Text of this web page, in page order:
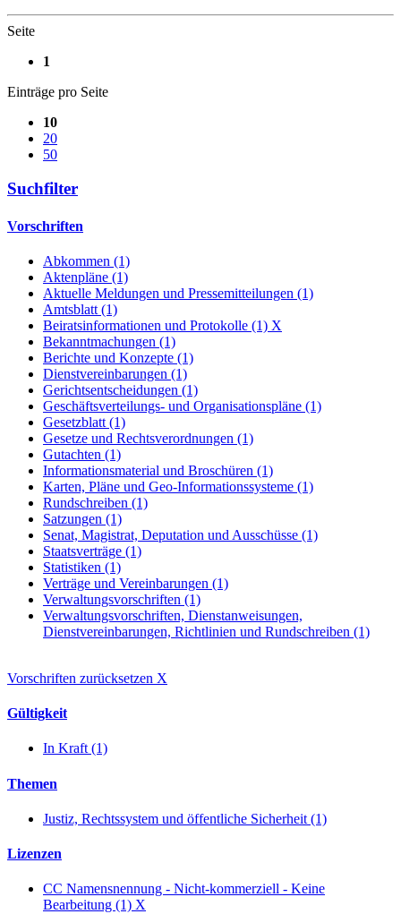
Seite
1
Einträge pro Seite
10
20
50
Suchfilter
Vorschriften
Abkommen (1)
Aktenpläne (1)
Aktuelle Meldungen und Pressemitteilungen (1)
Amtsblatt (1)
Beiratsinformationen und Protokolle (1) X
Bekanntmachungen (1)
Berichte und Konzepte (1)
Dienstvereinbarungen (1)
Gerichtsentscheidungen (1)
Geschäftsverteilungs- und Organisationspläne (1)
Gesetzblatt (1)
Gesetze und Rechtsverordnungen (1)
Gutachten (1)
Informationsmaterial und Broschüren (1)
Karten, Pläne und Geo-Informationssysteme (1)
Rundschreiben (1)
Satzungen (1)
Senat, Magistrat, Deputation und Ausschüsse (1)
Staatsverträge (1)
Statistiken (1)
Verträge und Vereinbarungen (1)
Verwaltungsvorschriften (1)
Verwaltungsvorschriften, Dienstanweisungen,
Dienstvereinbarungen, Richtlinien und Rundschreiben (1)
Vorschriften zurücksetzen X
Gültigkeit
In Kraft (1)
Themen
Justiz, Rechtssystem und öffentliche Sicherheit (1)
Lizenzen
CC Namensnennung - Nicht-kommerziell - Keine
Bearbeitung (1) X